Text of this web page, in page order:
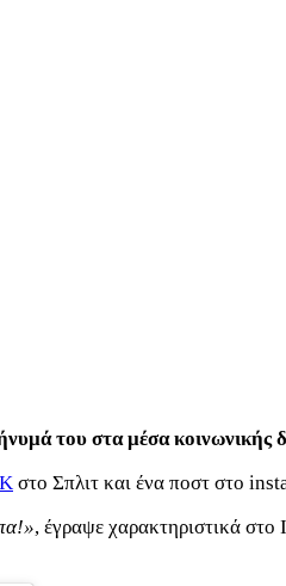
του στα μέσα κοινωνικής
στο Σπλιτ και ένα ποστ στο
, έγραψε χαρακτηριστικά